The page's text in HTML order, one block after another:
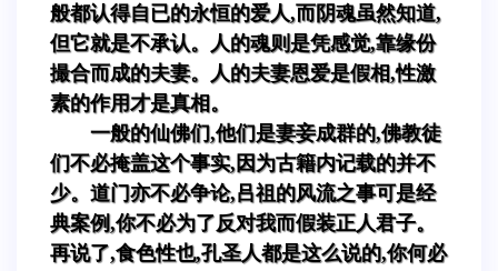
般都认得自已的永恒的爱人,而阴魂虽然知道,
但它就是不承认。人的魂则是凭感觉,靠缘份
撮合而成的夫妻。人的夫妻恩爱是假相,性激
素的作用才是真相。
一般的仙佛们,他们是妻妾成群的,佛教徒
们不必掩盖这个事实,因为古籍内记载的并不
少。道门亦不必争论,吕祖的风流之事可是经
典案例,你不必为了反对我而假装正人君子。
再说了,食色性也,孔圣人都是这么说的,你何必